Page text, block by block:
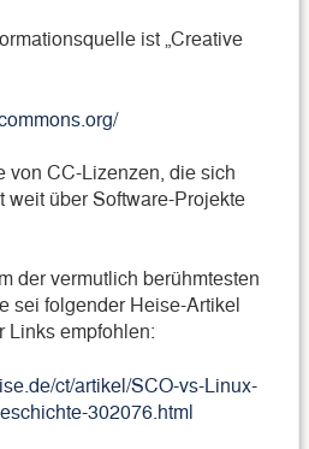
ist „Creative
von CC-Lizenzen, die sich
über Software-Projekte
der vermutlich berühmtesten
sei folgender Heise-Artikel
Links empfohlen:
ct/artikel/SCO-vs-Linux-
302076.html